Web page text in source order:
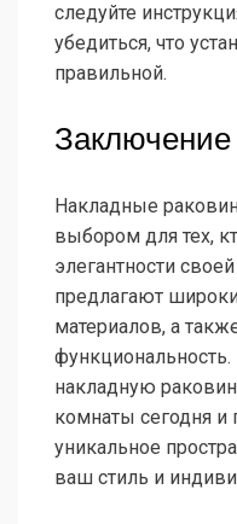
следуйте
убедиться, что
правильной.
Заключение
Накладные
выбором для тех,
элегантности
предлагают
материалов, а
накладную
комнаты сегодня и
уникальное
ваш стиль и